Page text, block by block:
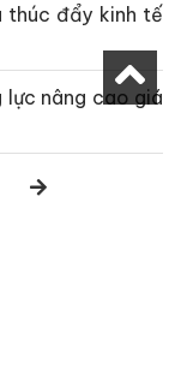
thúc đẩy kinh tế
lực nâng cao giá